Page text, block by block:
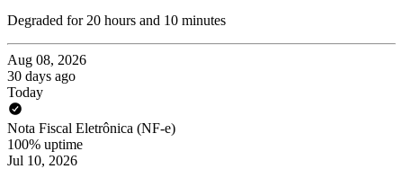
Degraded for 20 hours and 10 minutes
Aug 08, 2026
30 days ago
Today
Nota Fiscal Eletrônica (NF-e)
100% uptime
Jul 10, 2026